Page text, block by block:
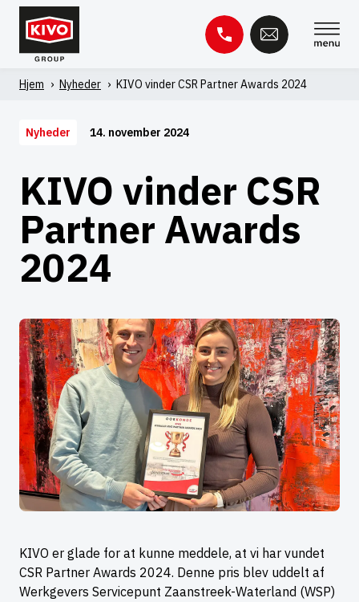
Spring
Søg
Hjem ' Nyheder ' KIVO vinder CSR Partner Awards 2024
Nyheder 14. november 2024
KIVO vinder CSR
Partner Awards
2024
KIVO er glade for at kunne meddele, at vi har vundet
CSR Partner Awards 2024. Denne pris blev uddelt af
Werkgevers Servicepunt Zaanstreek-Waterland (WSP)